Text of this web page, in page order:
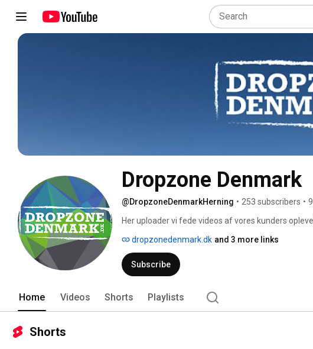
Dropzone Denmark
@DropzoneDenmarkHerning • 253 subscribers •
Her uploader vi fede videos af vores kunders
dropzonedenmark.dk and 3 more links
Subscribe
Home Videos Shorts Playlists
Shorts